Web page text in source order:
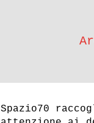
Spazio70